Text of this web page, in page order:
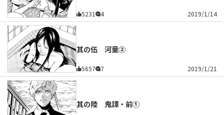
5231 4 2019/1/14
其の伍 河童②
5657 7 2019/1/21
其の陸 鬼譚・前①